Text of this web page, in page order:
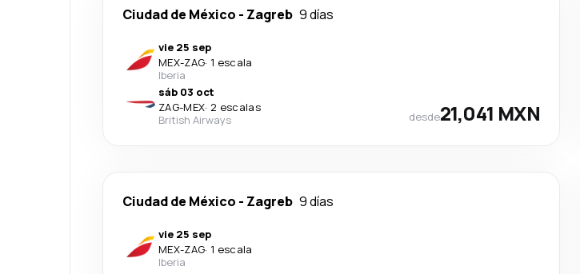
Ciudad de México - Zagreb 9 días
vie 25 sep
MEX-ZAG· 1 escala
Iberia
sáb 03 oct
ZAG-MEX· 2 escalas
British Airways
desde21,041 MXN
Ciudad de México - Zagreb 9 días
vie 25 sep
MEX-ZAG· 1 escala
Iberia